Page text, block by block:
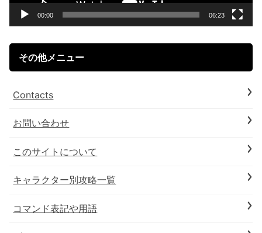
00:00 06:23
その他メニュー
Contacts
お問い合わせ
このサイトについて
キャラクター別攻略一覧
コマンド表記や用語